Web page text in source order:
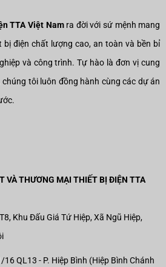
TTA Việt Namra đời với sứ mệnh mang
điện chất lượng cao, an toàn và bền bỉ
và công trình. Tự hào là đơn vị cung
tôi luôn đồng hành cùng các dự án
VÀ THƯƠNG MẠI THIẾT BỊ ĐIỆN TTA
Khu Đấu Giá Tứ Hiệp, Xã Ngũ Hiệp,
16 QL13 - P. Hiệp Bình (Hiệp Bình Chánh